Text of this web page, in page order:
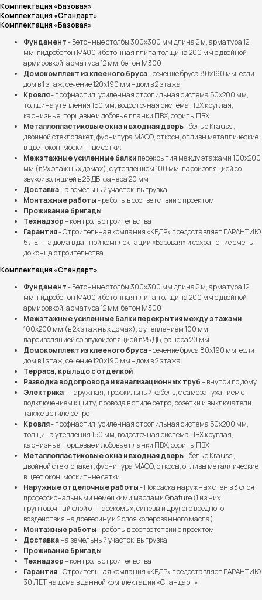
Комплектация «Базовая»
Комплектация «Стандарт»
Комплектация «Базовая»
Фундамент- Бетонные столбы 300х300 мм длина 2 м, арматура 12
мм, гидробетон М400 и бетонная плита толщина 200 мм с двойной
армировкой, арматура 12 мм, бетон М300
Домокомплект из клееного бруса- сечение бруса 80х190 мм, если
дом в 1 этаж, сечение 120х190 мм – дом в 2 этажа
Кровля- профнастил, усиленная стропильная система 50х200 мм,
толщина утепления 150 мм, водосточная система ПВХ круглая,
карнизные, торцевые и лобовые планки ПВХ, софиты ПВХ
Металлопластиковые окна и входная дверь- белые Krauss ,
двойной стеклопакет, фурнитура МАСО, откосы, отливы металлические
в цвет окон, москитные сетки.
Межэтажные усиленные балкиперекрытия между этажами 100х200
мм (в 2х этажных домах), с утеплением 100 мм, пароизоляцией со
звукоизоляцией в 25 ДБ, фанера 20 мм
Доставкана земельный участок, выгрузка
Монтажные работы- работы в соответствии с проектом
Проживание бригады
Технадзор– контроль строительства
Гарантия- Строительная компания «КЕДР» предоставляет ГАРАНТИЮ
5 ЛЕТ на дома в данной комплектации «Базовая» и сохранение сметы
до конца строительства.
Комплектация «Стандарт»
Фундамент- Бетонные столбы 300х300 мм длина 2 м, арматура 12
мм, гидробетон М400 и бетонная плита толщина 200 мм с двойной
армировкой, арматура 12 мм, бетон М300
Межэтажные усиленные балки перекрытия между этажами
100х200 мм (в 2х этажных домах), с утеплением 100 мм,
пароизоляцией со звукоизоляцией в 25 ДБ, фанера 20 мм
Домокомплект из клееного бруса- сечение бруса 80х190 мм, если
дом в 1 этаж, сечение 120х190 мм – дом в 2 этажа
Терраса, крыльцо с отделкой
Разводка водопровода и канализационных труб– внутри по дому
Электрика- наружная, трехжильный кабель, с самозатуханием с
подключением к щиту, провода в стиле ретро, розетки и выключатели
также в стиле ретро
Кровля- профнастил, усиленная стропильная система 50х200 мм,
толщина утепления 150 мм, водосточная система ПВХ круглая,
карнизные, торцевые и лобовые планки ПВХ, софиты ПВХ
Металлопластиковые окна и входная дверь- белые Krauss ,
двойной стеклопакет, фурнитура МАСО, откосы, отливы металлические
в цвет окон, москитные сетки.
Наружные отделочные работы- Покраска наружных стен в 3 слоя
профессиональными немецкими маслами Gnature (1 из них
грунтовочный слой от насекомых, синевы и другого вредного
воздействия на древесину и 2 слоя колерованного масла)
Монтажные работы- работы в соответствии с проектом
Доставкана земельный участок, выгрузка
Проживание бригады
Технадзор– контроль строительства
Гарантия- Строительная компания «КЕДР» предоставляет ГАРАНТИЮ
30 ЛЕТ на дома в данной комплектации «Стандарт»
Бесплатно рассчитаем
стоимость вашего дома